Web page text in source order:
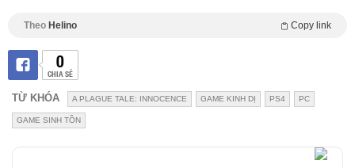
Theo Helino Copy link
0
CHIA SẺ
TỪ KHÓA A PLAGUE TALE: INNOCENCE GAME KINH DỊ PS4 PC
GAME SINH TỒN